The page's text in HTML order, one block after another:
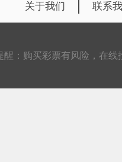
关于我们 联系
醒：购买彩票有风险，在